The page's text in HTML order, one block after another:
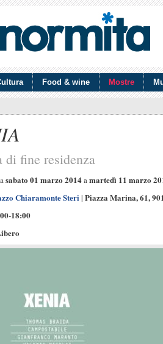
Food & wine Mostre
di fine residenza
sabato 01 marzo 2014amartedì 11 marzo
Chiaramonte Steri| Piazza Marina, 61,
18:00